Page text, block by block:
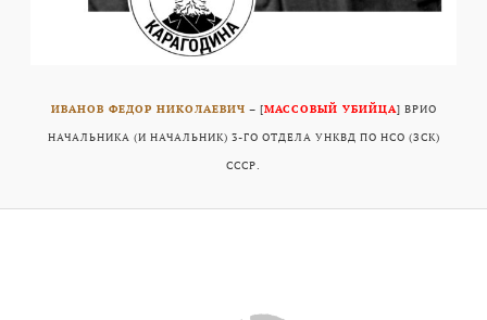
ИВАНОВ ФЕДОР НИКОЛАЕВИЧ – [МАССОВЫЙ УБИЙЦА] ВРИО
НАЧАЛЬНИКА (И НАЧАЛЬНИК) 3-ГО ОТДЕЛА УНКВД ПО НСО (ЗСК)
СССР.